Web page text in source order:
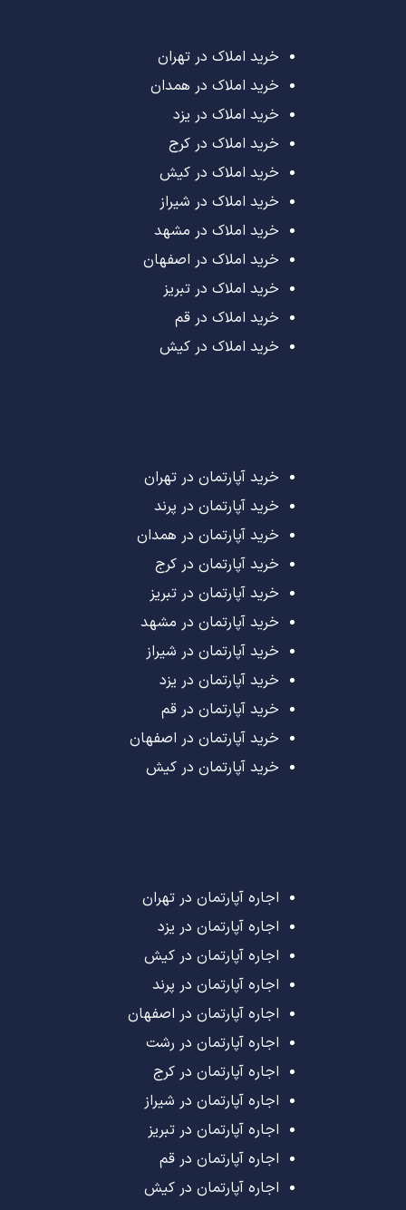
خرید املاک در تهران
خرید املاک در همدان
خرید املاک در یزد
خرید املاک در کرج
خرید املاک در کیش
خرید املاک در شیراز
خرید املاک در مشهد
خرید املاک در اصفهان
خرید املاک در تبریز
خرید املاک در قم
خرید املاک در کیش
خرید آپارتمان در تهران
خرید آپارتمان در پرند
خرید آپارتمان در همدان
خرید آپارتمان در کرج
خرید آپارتمان در تبریز
خرید آپارتمان در مشهد
خرید آپارتمان در شیراز
خرید آپارتمان در یزد
خرید آپارتمان در قم
خرید آپارتمان در اصفهان
خرید آپارتمان در کیش
اجاره آپارتمان در تهران
اجاره آپارتمان در یزد
اجاره آپارتمان در کیش
اجاره آپارتمان در پرند
اجاره آپارتمان در اصفهان
اجاره آپارتمان در رشت
اجاره آپارتمان در کرج
اجاره آپارتمان در شیراز
اجاره آپارتمان در تبریز
اجاره آپارتمان در قم
اجاره آپارتمان در کیش